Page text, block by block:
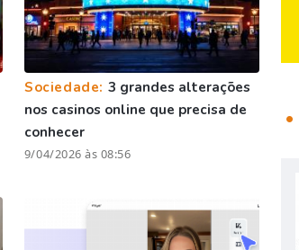
Sociedade: 3 grandes alterações
nos casinos online que precisa de
conhecer
9/04/2026 às 08:56
•